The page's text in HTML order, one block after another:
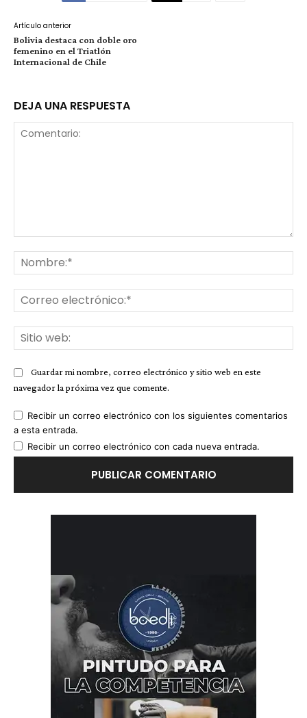
Artículo anterior
Bolivia destaca con doble oro
femenino en el Triatlón
Internacional de Chile
DEJA UNA RESPUESTA
Guardar mi nombre, correo electrónico y sitio web en este
navegador la próxima vez que comente.
Recibir un correo electrónico con los siguientes comentarios
a esta entrada.
Recibir un correo electrónico con cada nueva entrada.